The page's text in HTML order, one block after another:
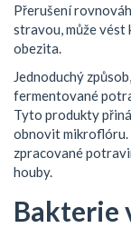
Přerušení
stravou, může vést
obezita.
Jednoduchý
fermentované
Tyto produkty
obnovit mikroflóru.
zpracované
houby.
Bakterie